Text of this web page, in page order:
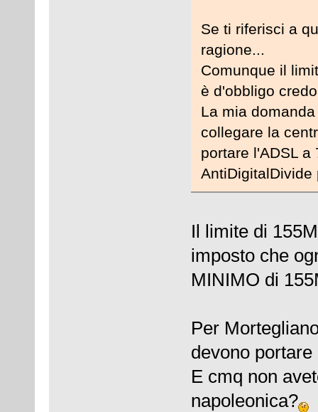
Se ti riferisci a
ragione...
Comunque il
è d'obbligo
La mia
collegare la
portare l'ADSL
AntiDigitalDivide
Il limite di
imposto che
MINIMO di
Per
devono
E cmq non
napoleonica?